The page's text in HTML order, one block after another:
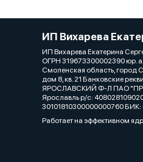
ИП Вихарева
ИП Вихарева Екатерина
ОГРН 319673300002390 юр.
Смоленская область, город
дом 8, кв. 21 Банковские
ЯРОСЛАВСКИЙ Ф-Л ПАО
Ярославль р/с:
30101810300000000760
Работает на эффективном